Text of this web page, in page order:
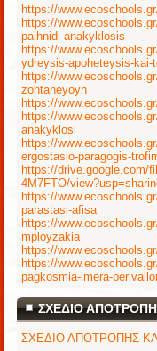
https://
https://
paihnidi-anakyklosis
https://
ydreysis-apoheteysis-
https://
zontaneyoyn
https://
https://
anakyklosi
https://
ergostasio-paragogis-
https://drive.google.com/
4M7FTO/
https://
parastasi-afisa
https://
mployzakia
https://
https://
pagkosmia-imera-
ΣΧΕΔΙΟ
ΣΧΕΔΙΟ ΑΠΟΤΡΟΠΗΣ